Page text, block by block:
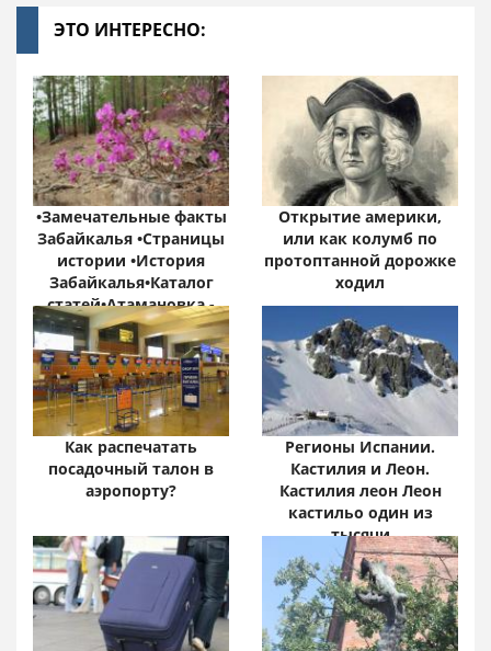
ЭТО ИНТЕРЕСНО:
•Замечательные факты
Забайкалья •Страницы
истории •История
Забайкалья•Каталог
статей•Атамановка -
Онлайн•
Забайкальский край:
цифры и факты
Открытие америки,
или как колумб по
протоптанной дорожке
ходил
Как распечатать
посадочный талон в
аэропорту?
Регионы Испании.
Кастилия и Леон.
Кастилия леон Леон
кастильо один из
тысячи